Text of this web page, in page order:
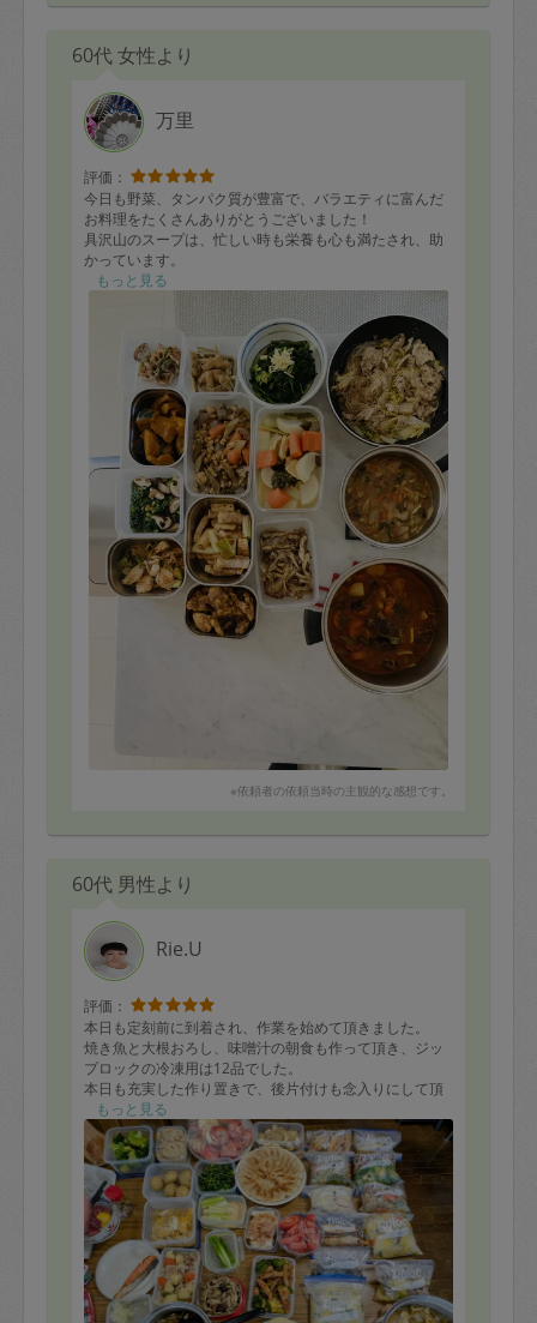
60代 女性より
万里
評価：
今日も野菜、タンパク質が豊富で、バラエティに富んだ
お料理をたくさんありがとうございました！
具沢山のスープは、忙しい時も栄養も心も満たされ、助
かっています。
もっと見る
※依頼者の依頼当時の主観的な感想です。
60代 男性より
Rie.U
評価：
本日も定刻前に到着され、作業を始めて頂きました。
焼き魚と大根おろし、味噌汁の朝食も作って頂き、ジッ
プロックの冷凍用は12品でした。
本日も充実した作り置きで、後片付けも念入りにして頂
きました。
ありがとうございました。
もっと見る